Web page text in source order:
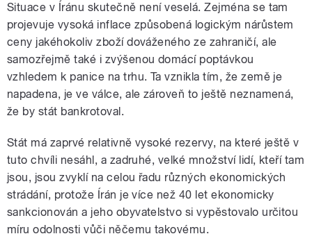
Situace v Íránu skutečně není veselá. Zejména se tam
projevuje vysoká inflace způsobená logickým nárůstem
ceny jakéhokoliv zboží dováženého ze zahraničí, ale
samozřejmě také i zvýšenou domácí poptávkou
vzhledem k panice na trhu. Ta vznikla tím, že země je
napadena, je ve válce, ale zároveň to ještě neznamená,
že by stát bankrotoval.
Stát má zaprvé relativně vysoké rezervy, na které ještě v
tuto chvíli nesáhl, a zadruhé, velké množství lidí, kteří tam
jsou, jsou zvyklí na celou řadu různých ekonomických
strádání, protože Írán je více než 40 let ekonomicky
sankcionován a jeho obyvatelstvo si vypěstovalo určitou
míru odolnosti vůči něčemu takovému.